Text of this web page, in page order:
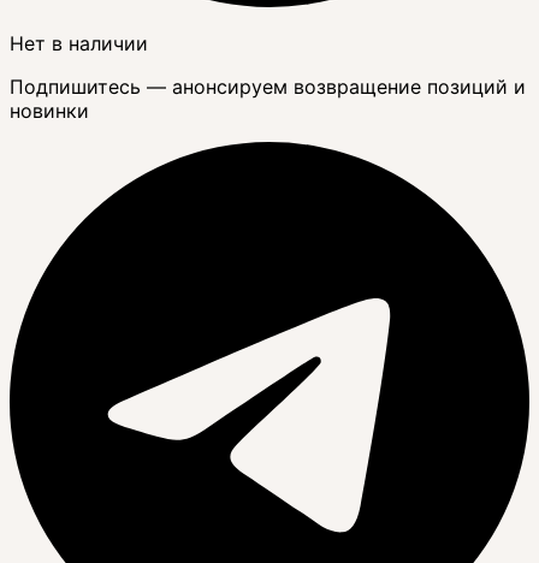
Нет в наличии
Подпишитесь — анонсируем возвращение позиций и
новинки